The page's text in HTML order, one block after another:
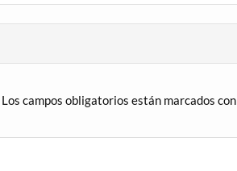
Los campos obligatorios están marcados con